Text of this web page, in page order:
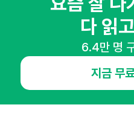
65,043명의 마케터를 성장시키는 뉴스
NHN AD
다 읽
6.4만 명
지금 무